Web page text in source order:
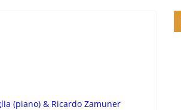
(piano) & Ricardo Zamuner